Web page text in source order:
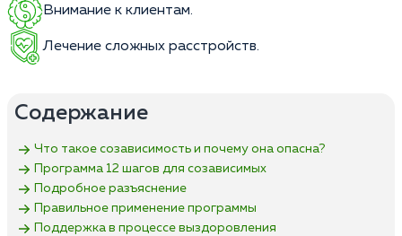
Внимание к клиентам.
Лечение сложных расстройств.
Содержание
Что такое созависимость и почему она опасна?
Программа 12 шагов для созависимых
Подробное разъяснение
Правильное применение программы
Поддержка в процессе выздоровления